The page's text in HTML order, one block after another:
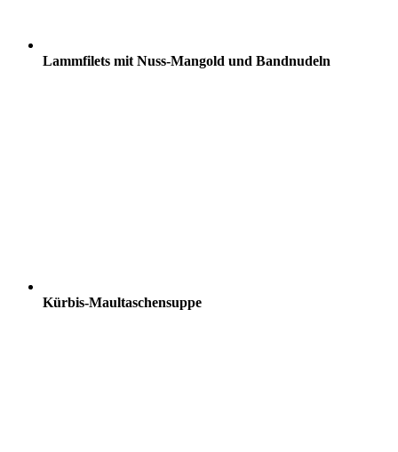
Lammfilets mit Nuss-Mangold und Bandnudeln
Kürbis-Maultaschensuppe